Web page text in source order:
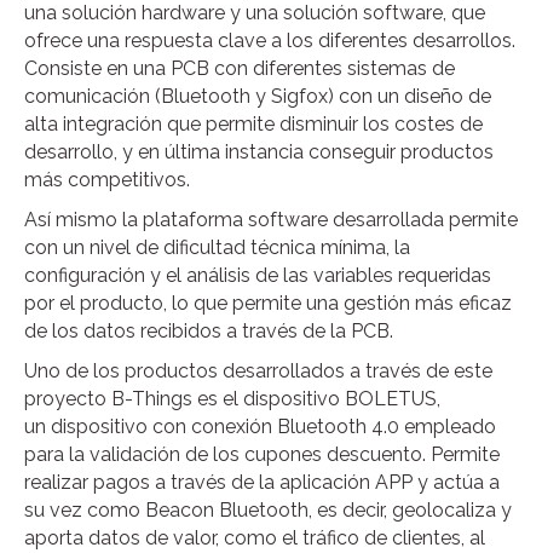
una solución hardware y una solución software, que
ofrece una respuesta clave a los diferentes desarrollos.
Consiste en una PCB con diferentes sistemas de
comunicación (Bluetooth y Sigfox) con un diseño de
alta integración que permite disminuir los costes de
desarrollo, y en última instancia conseguir productos
más competitivos.
Así mismo la plataforma software desarrollada permite
con un nivel de dificultad técnica mínima, la
configuración y el análisis de las variables requeridas
por el producto, lo que permite una gestión más eficaz
de los datos recibidos a través de la PCB.
Uno de los productos desarrollados a través de este
proyecto B-Things es el dispositivo BOLETUS,
un dispositivo con conexión Bluetooth 4.0 empleado
para la validación de los cupones descuento. Permite
realizar pagos a través de la aplicación APP y actúa a
su vez como Beacon Bluetooth, es decir, geolocaliza y
aporta datos de valor, como el tráfico de clientes, al